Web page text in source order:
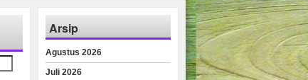
Arsip
Agustus 2026
Juli 2026